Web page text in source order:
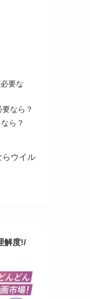
要な
なら？
ら？
らウイル
解度!/